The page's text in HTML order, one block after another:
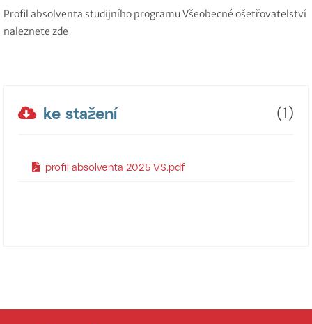
Profil absolventa studijního programu Všeobecné ošetřovatelství
naleznete zde
ke stažení (1)
profil absolventa 2025 VS.pdf